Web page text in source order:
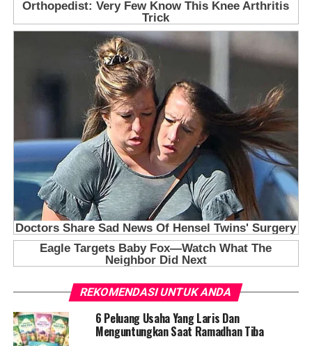
REKOMENDASI UNTUK ANDA
6 Peluang Usaha Yang Laris Dan
Menguntungkan Saat Ramadhan Tiba